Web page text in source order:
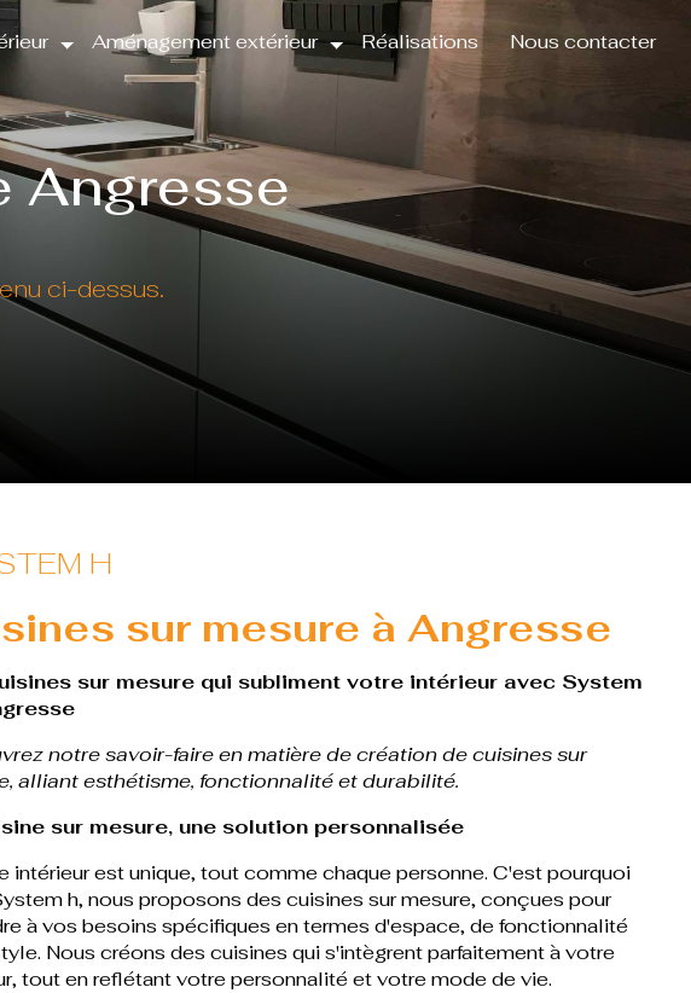
Aménagement extérieur Réalisations Nous contacter
Angresse
H
sur mesure à Angresse
sur mesure qui subliment votre intérieur avec System
notre savoir-faire en matière de création de cuisines sur
alliant esthétisme, fonctionnalité et durabilité.
sur mesure, une solution personnalisée
intérieur est unique, tout comme chaque personne. C'est pourquoi
h, nous proposons des cuisines sur mesure, conçues pour
à vos besoins spécifiques en termes d'espace, de fonctionnalité
Nous créons des cuisines qui s'intègrent parfaitement à votre
tout en reflétant votre personnalité et votre mode de vie.